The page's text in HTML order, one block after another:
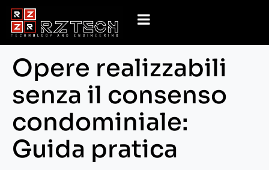
Opere realizzabili
senza il consenso
condominiale:
Guida pratica